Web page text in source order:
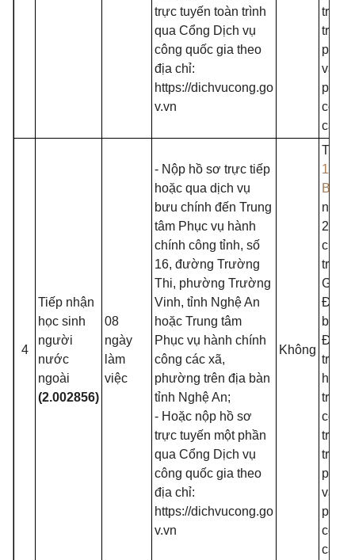
trực tuyến toàn trình
qua Cổng Dịch vụ
công quốc gia theo
địa chỉ:
https://dichvucong.go
v.vn
trung
phổ
và
phổ
có
cấp
4
Tiếp nhận
học sinh
người
nước
ngoài
(2.002856)
08
ngày
làm
việc
- Nộp hồ sơ trực tiếp
hoặc qua dịch vụ
bưu chính đến Trung
tâm Phục vụ hành
chính công tỉnh, số
16, đường Trường
Thi, phường Trường
Vinh, tỉnh Nghệ An
hoặc Trung tâm
Phục vụ hành chính
công các xã,
phường trên địa bàn
tỉnh Nghệ An;
- Hoặc nộp hồ sơ
trực tuyến một phần
qua Cổng Dịch vụ
công quốc gia theo
địa chỉ:
https://dichvucong.go
v.vn
Không
15/
ngày
24/3/
của
Giáo
Đào
ban
Điều
học,
trung
cơ
trung
phổ
và
phổ
có
cấp